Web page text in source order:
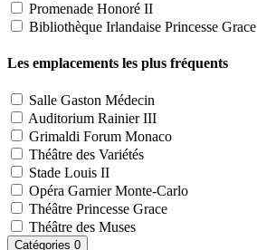
Promenade Honoré II
Bibliothèque Irlandaise Princesse Grace
Les emplacements les plus fréquents
Salle Gaston Médecin
Auditorium Rainier III
Grimaldi Forum Monaco
Théâtre des Variétés
Stade Louis II
Opéra Garnier Monte-Carlo
Théâtre Princesse Grace
Théâtre des Muses
Catégories 0